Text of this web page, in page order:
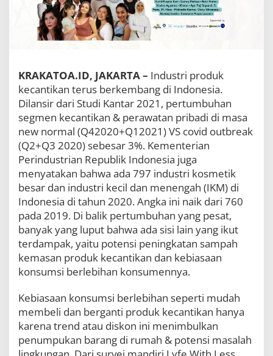
A
k
s
i
a
t
a
M
e
n
d
u
k
u
n
g
S
u
s
t
a
i
n
a
l
e
B
a
KRAKATOA.ID, JAKARTA – Industri produk
kecantikan terus berkembang di Indonesia.
Dilansir dari Studi Kantar 2021, pertumbuhan
segmen kecantikan & perawatan pribadi di masa
new normal (Q42020+Q12021) VS covid outbreak
(Q2+Q3 2020) sebesar 3%. Kementerian
Perindustrian Republik Indonesia juga
menyatakan bahwa ada 797 industri kosmetik
besar dan industri kecil dan menengah (IKM) di
Indonesia di tahun 2020. Angka ini naik dari 760
pada 2019. Di balik pertumbuhan yang pesat,
banyak yang luput bahwa ada sisi lain yang ikut
terdampak, yaitu potensi peningkatan sampah
kemasan produk kecantikan dan kebiasaan
konsumsi berlebihan konsumennya.
Kebiasaan konsumsi berlebihan seperti mudah
membeli dan berganti produk kecantikan hanya
karena trend atau diskon ini menimbulkan
penumpukan barang di rumah & potensi masalah